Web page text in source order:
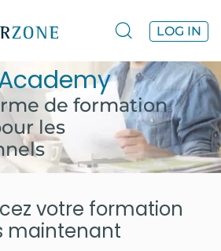
LOG IN
de formation
les
votre formation
maintenant